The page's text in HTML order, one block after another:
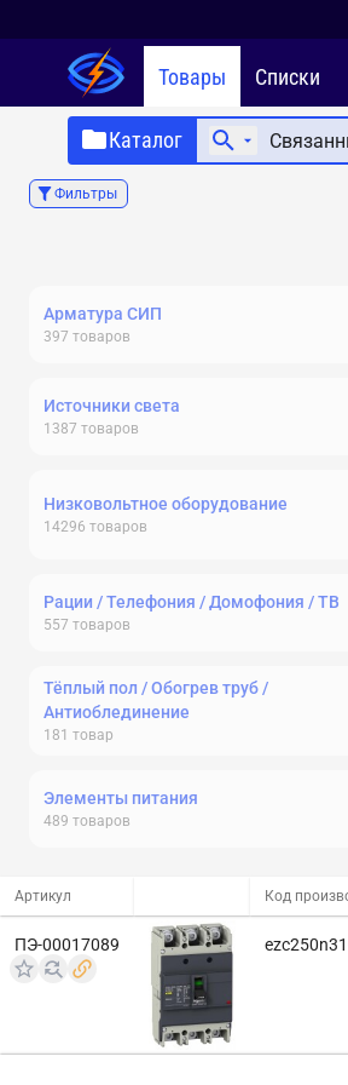
Товары Списки
Каталог
Фильтры
Арматура СИП
397 товаров
Источники света
1387 товаров
Низковольтное оборудование
14296 товаров
Рации / Телефония / Домофония / ТВ
557 товаров
Тёплый пол / Обогрев труб /
Антиоблединение
181 товар
Элементы питания
489 товаров
Артикул
ПЭ-00017089